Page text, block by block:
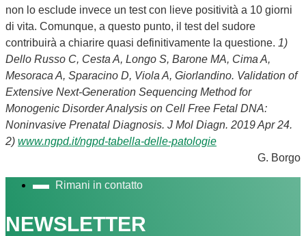
non lo esclude invece un test con lieve positività a 10 giorni
di vita. Comunque, a questo punto, il test del sudore
contribuirà a chiarire quasi definitivamente la questione. 1)
Dello Russo C, Cesta A, Longo S, Barone MA, Cima A,
Mesoraca A, Sparacino D, Viola A, Giorlandino. Validation of
Extensive Next-Generation Sequencing Method for
Monogenic Disorder Analysis on Cell Free Fetal DNA:
Noninvasive Prenatal Diagnosis. J Mol Diagn. 2019 Apr 24.
2) www.ngpd.it/ngpd-tabella-delle-patologie
G. Borgo
Rimani in contatto
NEWSLETTER